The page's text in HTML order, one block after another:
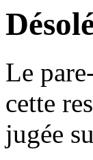
Le
cette
jugée